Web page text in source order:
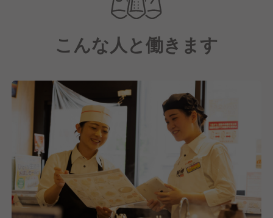
すべての従業員が「プロフェッショナル」として成長
できる教育環境を整えており、調理・接客スキルはも
ちろん、店舗運営の基本まで学べるため、未経験の方
も安心してスタートできます。
られる店」を全員でつくりあげています。一人ひとり
の成長をしっかりサポートし、あなたの「挑戦した
い」を応援します。
こんな人と働きます